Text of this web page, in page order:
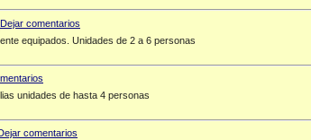
equipados. Unidades de 2 a 6 personas
unidades de hasta 4 personas